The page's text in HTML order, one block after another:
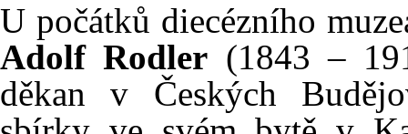
U počátků diecézního
Adolf Rodler (1843 –
děkan v Českých